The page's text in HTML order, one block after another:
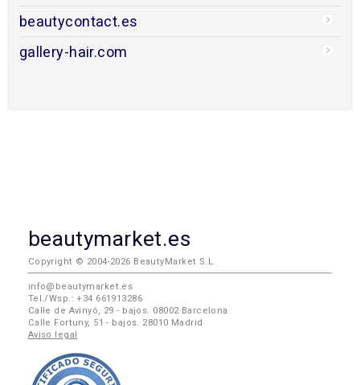
beautycontact.es
gallery-hair.com
beautymarket.es
Copyright © 2004-2026 BeautyMarket S.L.
info@beautymarket.es
Tel./Wsp.: +34 661913286
Calle de Avinyó, 29 - bajos. 08002 Barcelona
Calle Fortuny, 51 - bajos. 28010 Madrid
Aviso legal